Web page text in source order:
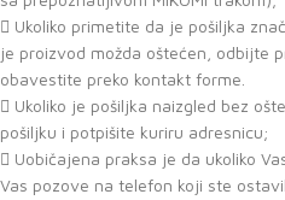
Ukoliko primetite da je pošiljka
je proizvod možda oštećen, odbijte
obavestite preko kontakt forme.
Ukoliko je pošiljka naizgled bez
pošiljku i potpišite kuriru adresnicu;
Uobičajena praksa je da ukoliko
Vas pozove na telefon koji ste